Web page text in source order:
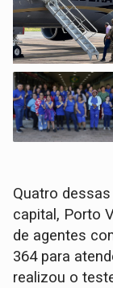
Quatro
capital, Porto
de agentes
364 para
realizou o